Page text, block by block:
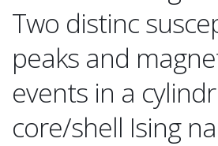
Two distinc
peaks and
events in a
core/shell Ising